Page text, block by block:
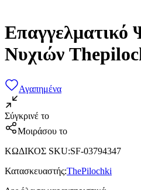
Επαγγελματικό
Νυχιών
Αγαπημένα
Σύγκρινέ το
Μοιράσου το
ΚΩΔΙΚΟΣ SKU:SF-03794347
Κατασκευαστής:ThePilochki